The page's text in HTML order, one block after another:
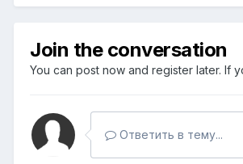
Join the conversation
You can post now and register later. If
Ответить в тему...